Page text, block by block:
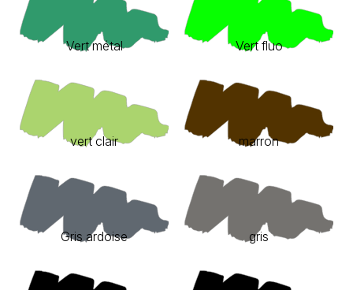
Vert métal Vert fluo
vert clair marron
Gris ardoise gris